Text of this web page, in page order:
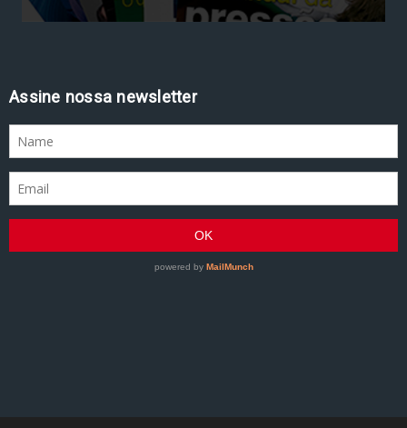
Assine nossa newsletter